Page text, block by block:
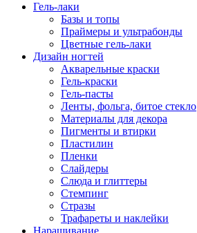
Гель-лаки
Базы и топы
Праймеры и ультрабонды
Цветные гель-лаки
Дизайн ногтей
Акварельные краски
Гель-краски
Гель-пасты
Ленты, фольга, битое стекло
Материалы для декора
Пигменты и втирки
Пластилин
Пленки
Слайдеры
Слюда и глиттеры
Стемпинг
Стразы
Трафареты и наклейки